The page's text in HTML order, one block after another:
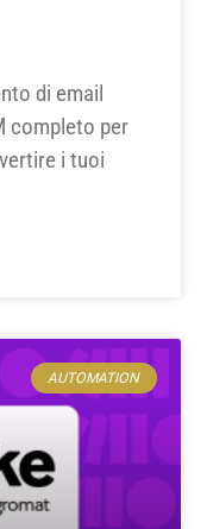
di email
completo per
i tuoi
AUTOMATION